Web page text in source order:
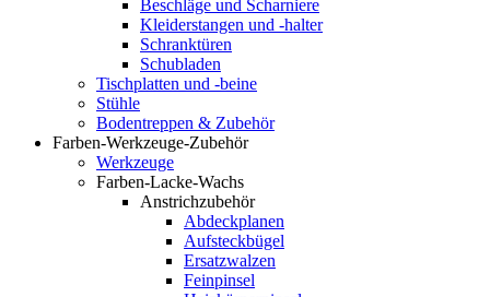
Beschläge und Scharniere
Kleiderstangen und -halter
Schranktüren
Schubladen
Tischplatten und -beine
Stühle
Bodentreppen & Zubehör
Farben-Werkzeuge-Zubehör
Werkzeuge
Farben-Lacke-Wachs
Anstrichzubehör
Abdeckplanen
Aufsteckbügel
Ersatzwalzen
Feinpinsel